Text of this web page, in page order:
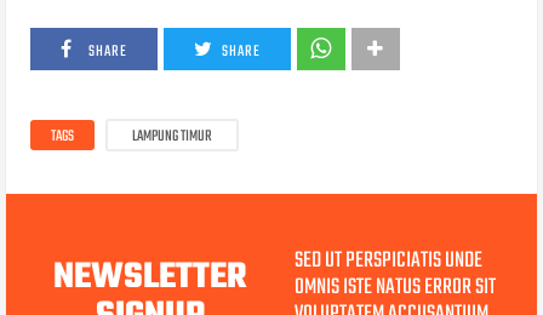
SHARE SHARE
TAGS LAMPUNG TIMUR
NEWSLETTER SED UT PERSPICIATIS UNDE
OMNIS ISTE NATUS ERROR SIT